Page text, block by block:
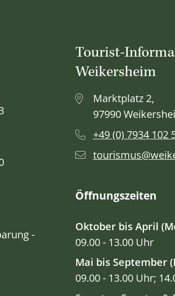
-
Tourist-
Weikersheim
Marktplatz 2,
97990
+49 (0) 7934 102
Öffnungszeiten
Oktober bis April
09.00 - 13.00 Uhr
Mai bis September
09.00 - 13.00 Uhr;